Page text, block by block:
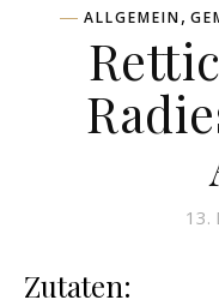
ALLGEMEIN,
13.
Zutaten: